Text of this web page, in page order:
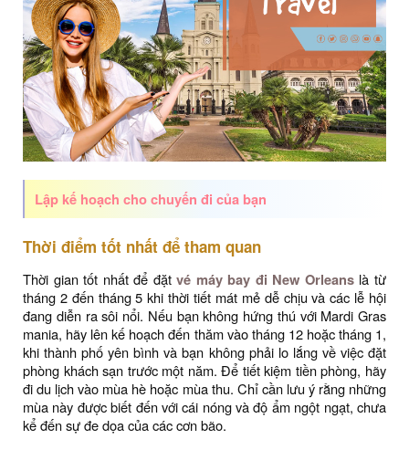
Lập kế hoạch cho chuyến đi của bạn
Thời điểm tốt nhất để tham quan
Thời gian tốt nhất để đặtvé máy bay đi New Orleanslà từ
tháng 2 đến tháng 5 khi thời tiết mát mẻ dễ chịu và các lễ hội
đang diễn ra sôi nổi. Nếu bạn không hứng thú với Mardi Gras
mania, hãy lên kế hoạch đến thăm vào tháng 12 hoặc tháng 1,
khi thành phố yên bình và bạn không phải lo lắng về việc đặt
phòng khách sạn trước một năm. Để tiết kiệm tiền phòng, hãy
đi du lịch vào mùa hè hoặc mùa thu. Chỉ cần lưu ý rằng những
mùa này được biết đến với cái nóng và độ ẩm ngột ngạt, chưa
kể đến sự đe dọa của các cơn bão.